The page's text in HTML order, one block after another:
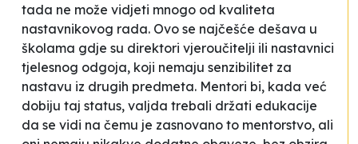
tada ne može vidjeti mnogo od kvaliteta
nastavnikovog rada. Ovo se najčešće dešava u
školama gdje su direktori vjeroučitelji ili nastavnici
tjelesnog odgoja, koji nemaju senzibilitet za
nastavu iz drugih predmeta. Mentori bi, kada već
dobiju taj status, valjda trebali držati edukacije
da se vidi na čemu je zasnovano to mentorstvo, ali